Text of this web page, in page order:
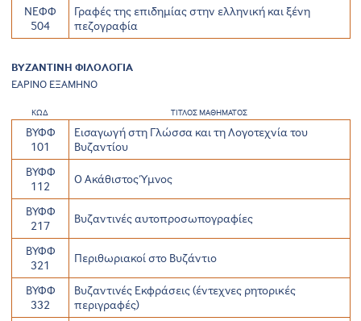
ΝΕΦΦ
504
Γραφές της επιδημίας στην ελληνική και ξένη
πεζογραφία
ΒΥΖΑΝΤΙΝΗ ΦΙΛΟΛΟΓΙΑ
ΕΑΡΙΝΟ ΕΞΑΜΗΝΟ
ΚΩΔ ΤΙΤΛΟΣ ΜΑΘΗΜΑΤΟΣ
ΒΥΦΦ
101
Εισαγωγή στη Γλώσσα και τη Λογοτεχνία του
Βυζαντίου
ΒΥΦΦ
112
O Aκάθιστος Ύμνος
ΒΥΦΦ
217
Βυζαντινές αυτοπροσωπογραφίες
ΒΥΦΦ
321
Περιθωριακοί στο Βυζάντιο
ΒΥΦΦ
332
Βυζαντινές Εκφράσεις (έντεχνες ρητορικές
περιγραφές)